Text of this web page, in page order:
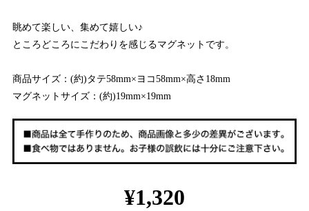
眺めて楽しい、集めて嬉しい♪
ところどころにこだわりを感じるマグネットです。
商品サイズ：(約)タテ58mm×ヨコ58mm×高さ18mm
マグネットサイズ：(約)19mm×19mm
¥1,320